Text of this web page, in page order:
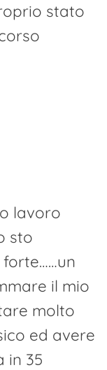
stato
lavoro
sto
forte……un
il mio
molto
ed avere
in 35